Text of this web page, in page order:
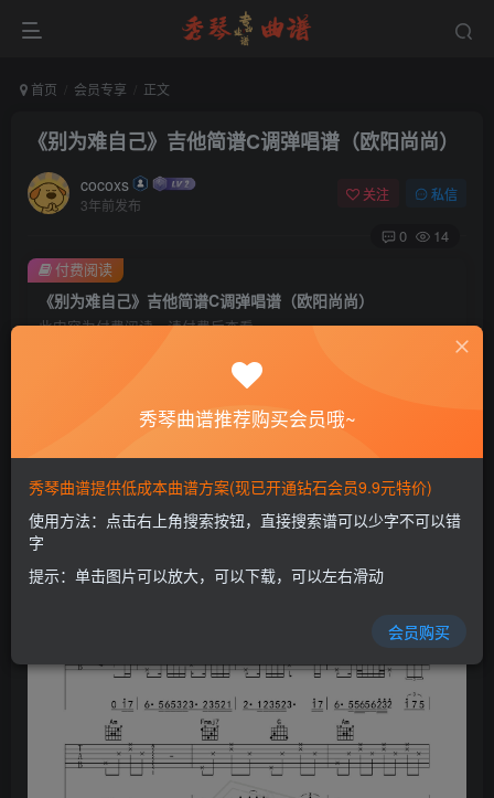
首页 会员专享 正文
《别为难自己》吉他简谱C调弹唱谱（欧阳尚尚）
cocoxs
3年前发布
关注 私信
0 14
《别为难自己》吉他简谱C调弹唱谱（欧阳尚尚）
此内容为付费阅读，请付费后查看
会员专属资源
黄金会员免费 钻石会员
开通会员
付费阅读
秀琴曲谱推荐购买会员哦~
秀琴曲谱提供低成本曲谱方案(现已开通钻石会员9.9元特价)
使用方法：点击右上角搜索按钮，直接搜索谱可以少字不可以错
字
提示：单击图片可以放大，可以下载，可以左右滑动
会员购买